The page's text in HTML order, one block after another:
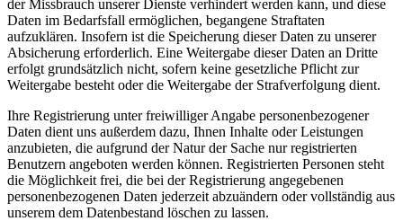
der Missbrauch unserer Dienste verhindert werden kann, und diese
Daten im Bedarfsfall ermöglichen, begangene Straftaten
aufzuklären. Insofern ist die Speicherung dieser Daten zu unserer
Absicherung erforderlich. Eine Weitergabe dieser Daten an Dritte
erfolgt grundsätzlich nicht, sofern keine gesetzliche Pflicht zur
Weitergabe besteht oder die Weitergabe der Strafverfolgung dient.
Ihre Registrierung unter freiwilliger Angabe personenbezogener
Daten dient uns außerdem dazu, Ihnen Inhalte oder Leistungen
anzubieten, die aufgrund der Natur der Sache nur registrierten
Benutzern angeboten werden können. Registrierten Personen steht
die Möglichkeit frei, die bei der Registrierung angegebenen
personenbezogenen Daten jederzeit abzuändern oder vollständig aus
unserem dem Datenbestand löschen zu lassen.